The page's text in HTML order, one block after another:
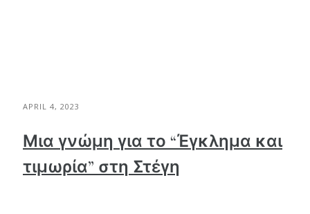
APRIL 4, 2023
Μια γνώμη για το “Έγκλημα και
τιμωρία” στη Στέγη